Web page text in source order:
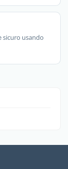
sicuro usando